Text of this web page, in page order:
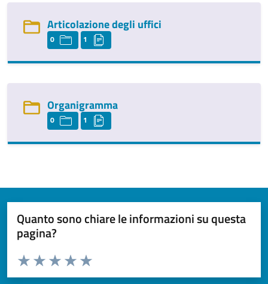
Articolazione degli uffici
0 1
Organigramma
0 1
Quanto sono chiare le informazioni su questa
pagina?
Valuta da 1 a 5 stelle la pagina
Valuta 5 stelle su 5
Valuta 4 stelle su 5
Valuta 3 stelle su 5
Valuta 2 stelle su 5
Valuta 1 stelle su 5